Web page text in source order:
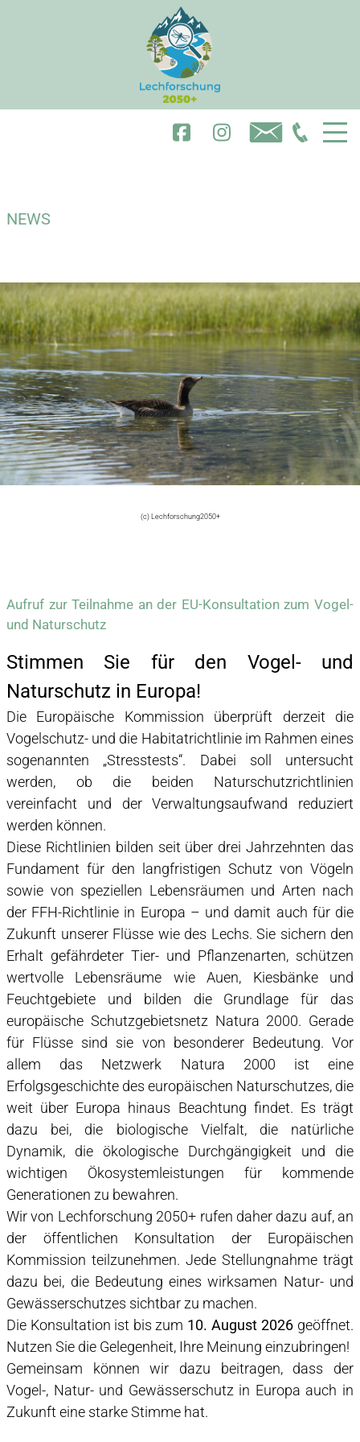
VEREIN
ÜBER UNS
VORSTAND
MITGLIEDSCHAFT
TIROLER LECH
RAUFUSSHÜHNER-MONITORING
ARTENHILFSMASSNAHMEN KREUZKRÖTE UND STEINKREBS
LEHRE
INTERNATIONAL ALPINE WORKSHOP 2023
FORSCHUNGSSTATION
LEISTUNGEN
VERANSTALTUNGEN
WORKSHOP: DIE EU- RENATURIERUNGSVERORDNUNG IN
DER PRAXIS
EXKURSION LECHWANDERUNG
WORKSHOP "LECH2050+"
DOWNLOADS
NEWS
(c) Lechforschung2050+
Aufruf zur Teilnahme an der EU-Konsultation zum Vogel-
und Naturschutz
Stimmen Sie für den Vogel- und
Naturschutz in Europa!
Die Europäische Kommission überprüft derzeit die
Vogelschutz- und die Habitatrichtlinie im Rahmen eines
sogenannten „Stresstests“. Dabei soll untersucht
werden, ob die beiden Naturschutzrichtlinien
vereinfacht und der Verwaltungsaufwand reduziert
werden können.
Diese Richtlinien bilden seit über drei Jahrzehnten das
Fundament für den langfristigen Schutz von Vögeln
sowie von speziellen Lebensräumen und Arten nach
der FFH-Richtlinie in Europa – und damit auch für die
Zukunft unserer Flüsse wie des Lechs. Sie sichern den
Erhalt gefährdeter Tier- und Pflanzenarten, schützen
wertvolle Lebensräume wie Auen, Kiesbänke und
Feuchtgebiete und bilden die Grundlage für das
europäische Schutzgebietsnetz Natura 2000. Gerade
für Flüsse sind sie von besonderer Bedeutung. Vor
allem das Netzwerk Natura 2000 ist eine
Erfolgsgeschichte des europäischen Naturschutzes, die
weit über Europa hinaus Beachtung findet. Es trägt
dazu bei, die biologische Vielfalt, die natürliche
Dynamik, die ökologische Durchgängigkeit und die
wichtigen Ökosystemleistungen für kommende
Generationen zu bewahren.
Wir von Lechforschung 2050+ rufen daher dazu auf, an
der öffentlichen Konsultation der Europäischen
Kommission teilzunehmen. Jede Stellungnahme trägt
dazu bei, die Bedeutung eines wirksamen Natur- und
Gewässerschutzes sichtbar zu machen.
Die Konsultation ist bis zum 10. August 2026 geöffnet.
Nutzen Sie die Gelegenheit, Ihre Meinung einzubringen!
Gemeinsam können wir dazu beitragen, dass der
Vogel-, Natur- und Gewässerschutz in Europa auch in
Zukunft eine starke Stimme hat.